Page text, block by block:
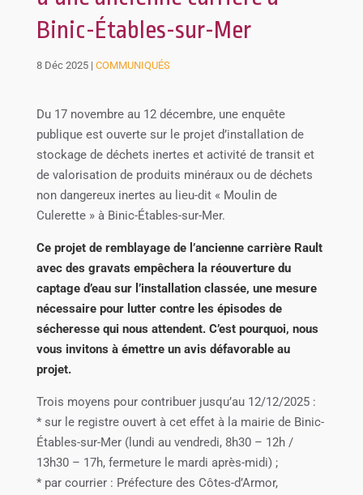
Binic-Étables-sur-Mer
8 Déc 2025| COMMUNIQUÉS
Du 17 novembre au 12 décembre, une enquête
publique est ouverte sur le projet d’installation de
stockage de déchets inertes et activité de transit et
de valorisation de produits minéraux ou de déchets
non dangereux inertes au lieu-dit « Moulin de
Culerette » à Binic-Étables-sur-Mer.
Ce projet de remblayage de l’ancienne carrière Rault
avec des gravats empêchera la réouverture du
captage d’eau sur l’installation classée, une mesure
nécessaire pour lutter contre les épisodes de
sécheresse qui nous attendent. C’est pourquoi, nous
vous invitons à émettre un avis défavorable au
projet.
Trois moyens pour contribuer jusqu’au 12/12/2025 :
* sur le registre ouvert à cet effet à la mairie de Binic-
Étables-sur-Mer (lundi au vendredi, 8h30 – 12h /
13h30 – 17h, fermeture le mardi après-midi) ;
* par courrier : Préfecture des Côtes-d’Armor,